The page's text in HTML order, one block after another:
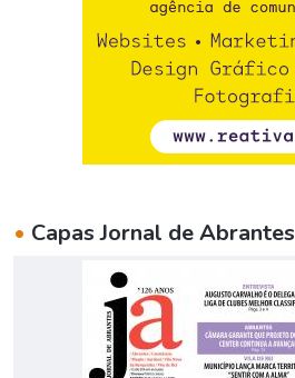
• Capas Jornal de Abrantes